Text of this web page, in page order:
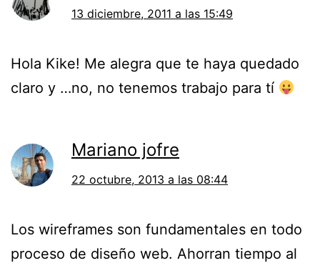
13 diciembre, 2011 a las 15:49
Hola Kike! Me alegra que te haya quedado
claro y …no, no tenemos trabajo para tí
Mariano jofre
22 octubre, 2013 a las 08:44
Los wireframes son fundamentales en todo
proceso de diseño web. Ahorran tiempo al